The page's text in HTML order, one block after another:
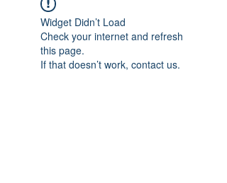
Widget Didn’t Load
Check your internet and refresh
this page.
If that doesn’t work, contact us.